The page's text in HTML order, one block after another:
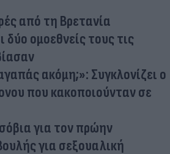
από τη Βρετανία
δύο ομοεθνείς τους τις
ακόμη;»: Συγκλονίζει ο
που κακοποιούνταν σε
για τον πρώην
για σεξουαλική